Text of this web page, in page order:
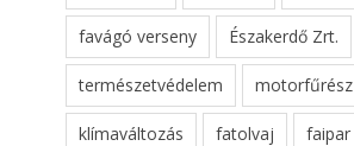
favágó verseny Északerdő Zrt.
természetvédelem motorfűrész
klímaváltozás fatolvaj faipar